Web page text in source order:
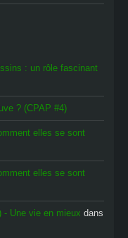
: un rôle fascinant
? (CPAP #4)
elles se sont
elles se sont
Une vie en mieux dans